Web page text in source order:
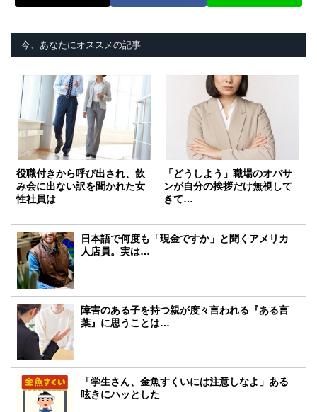
今、あなたにオススメの記事
役職付きから呼び出され、飲
み会に出ない訳を聞かれた女
性社員は
「どうしよう」職場のオバサ
ンが自分の挨拶だけ無視して
きて…
日本語で何度も「現金ですか」と聞くアメリカ
人店員。実は…
障害のある子を持つ親が度々言われる『ある言
葉』に思うことは…
「学生さん、金魚すくいには注意しなよ」ある
呟きにハッとした